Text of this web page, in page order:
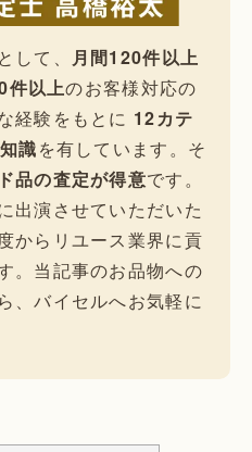
して、 月間120件以上
件以上のお客様対応の
経験をもとに 12カテ
識を有しています。そ
品の査定が得意です。
出演させていただいた
からリユース業界に貢
。当記事のお品物への
、バイセルへお気軽に